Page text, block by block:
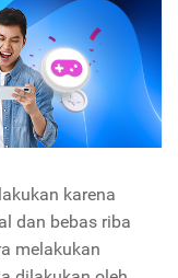
karena
dan bebas riba
melakukan